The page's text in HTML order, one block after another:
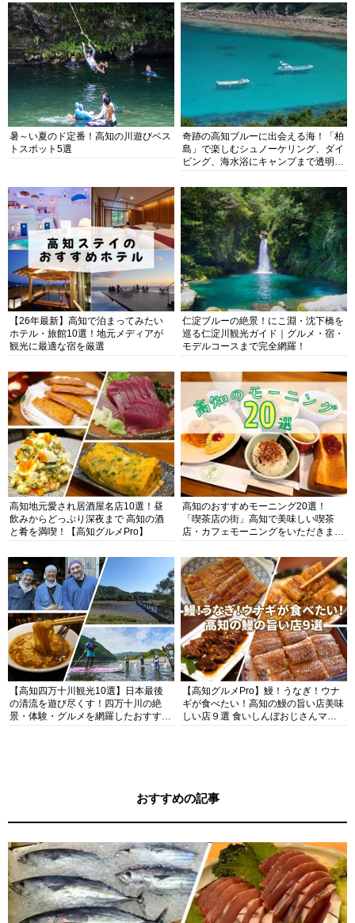
暑～い夏のド定番！高知の川遊びベス
トスポット5選
奇跡の高知ブルーに出会える海！「柏
島」で楽しむシュノーケリング、ダイ
ビング、海水浴にキャンプまで透明度
【26年最新】高知で泊まってみたい
ホテル・旅館10選！地元メディアが
観光に最適な宿を厳選
仁淀ブルーの絶景！にこ淵・沈下橋を
巡る仁淀川観光ガイド｜グルメ・宿・
モデルコースまで完全網羅！
高知地元愛され居酒屋名店10選！昼
飲みからどっぷり深夜まで 高知の酒
と肴を満喫！【高知グルメPro】
高知のおすすめモーニング20選！
「喫茶店の街」高知で美味しい喫茶
店・カフェモーニングをいただきま
【高知四万十川観光10選】日本最後
の清流を遊び尽くす！四万十川の絶
景・体験・グルメを網羅したおすすめ
【高知グルメPro】鰻！うなぎ！ウナ
ギが食べたい！高知の鰻の旨い店美味
しい店９選 食いしんぼおじさんマッ
おすすめの記事